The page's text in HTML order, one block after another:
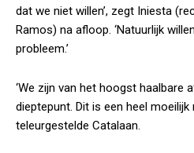
dat we niet willen’, zegt Iniesta
Ramos) na afloop. ‘Natuurlijk
probleem.’
‘We zijn van het hoogst haalbare
dieptepunt. Dit is een heel
teleurgestelde Catalaan.